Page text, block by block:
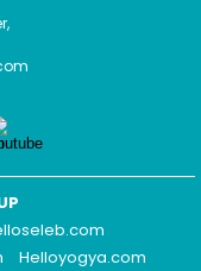
Helloyogya.com